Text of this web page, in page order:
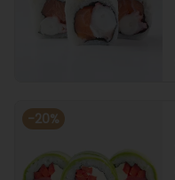
-20%